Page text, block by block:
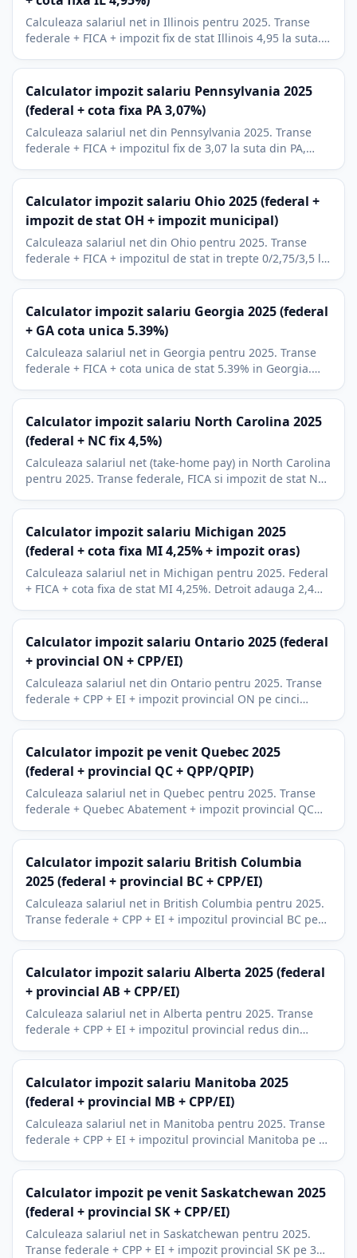
Calculeaza salariul net in Illinois pentru 2025. Transe
federale + FICA + impozit fix de stat Illinois 4,95 la suta.
Calculator impozit salariu Pennsylvania 2025
(federal + cota fixa PA 3,07%)
Calculeaza salariul net din Pennsylvania 2025. Transe
federale + FICA + impozitul fix de 3,07 la suta din PA,
Calculator impozit salariu Ohio 2025 (federal +
impozit de stat OH + impozit municipal)
Calculeaza salariul net din Ohio pentru 2025. Transe
federale + FICA + impozitul de stat in trepte 0/2,75/3,5 la
Calculator impozit salariu Georgia 2025 (federal
+ GA cota unica 5.39%)
Calculeaza salariul net in Georgia pentru 2025. Transe
federale + FICA + cota unica de stat 5.39% in Georgia.
Calculator impozit salariu North Carolina 2025
(federal + NC fix 4,5%)
Calculeaza salariul net (take-home pay) in North Carolina
pentru 2025. Transe federale, FICA si impozit de stat NC
Calculator impozit salariu Michigan 2025
(federal + cota fixa MI 4,25% + impozit oras)
Calculeaza salariul net in Michigan pentru 2025. Federal
+ FICA + cota fixa de stat MI 4,25%. Detroit adauga 2,4%;
Calculator impozit salariu Ontario 2025 (federal
+ provincial ON + CPP/EI)
Calculeaza salariul net din Ontario pentru 2025. Transe
federale + CPP + EI + impozit provincial ON pe cinci
Calculator impozit pe venit Quebec 2025
(federal + provincial QC + QPP/QPIP)
Calculeaza salariul net in Quebec pentru 2025. Transe
federale + Quebec Abatement + impozit provincial QC
Calculator impozit salariu British Columbia
2025 (federal + provincial BC + CPP/EI)
Calculeaza salariul net in British Columbia pentru 2025.
Transe federale + CPP + EI + impozitul provincial BC pe
Calculator impozit salariu Alberta 2025 (federal
+ provincial AB + CPP/EI)
Calculeaza salariul net in Alberta pentru 2025. Transe
federale + CPP + EI + impozitul provincial redus din
Calculator impozit salariu Manitoba 2025
(federal + provincial MB + CPP/EI)
Calculeaza salariul net in Manitoba pentru 2025. Transe
federale + CPP + EI + impozitul provincial Manitoba pe 3
Calculator impozit pe venit Saskatchewan 2025
(federal + provincial SK + CPP/EI)
Calculeaza salariul net in Saskatchewan pentru 2025.
Transe federale + CPP + EI + impozit provincial SK pe 3